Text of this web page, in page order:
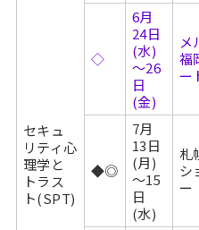
セキュ
リティ心
理学と
トラス
ト(SPT)
◇
6月
24日
(水)
～26
日
(金)
メ
福
ー
◆◎
7月
13日
(月)
～15
日
(水)
札
シ
ー